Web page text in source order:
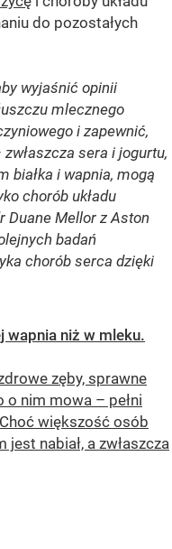
do pozostałych
wyjaśnić opinii
mlecznego
i zapewnić,
sera i jogurtu,
białka i wapnia, mogą
chorób układu
Duane Mellor z Aston
badań
chorób serca dzięki
wapnia niż w mleku.
zęby, sprawne
o nim mowa – pełni
większość osób
jest nabiał, a zwłaszcza